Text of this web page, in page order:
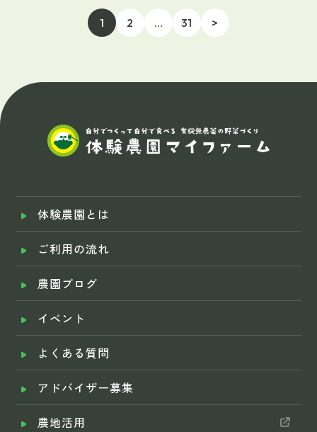
1 2 … 31 >
体験農園とは
ご利用の流れ
農園ブログ
イベント
よくある質問
アドバイザー募集
農地活用